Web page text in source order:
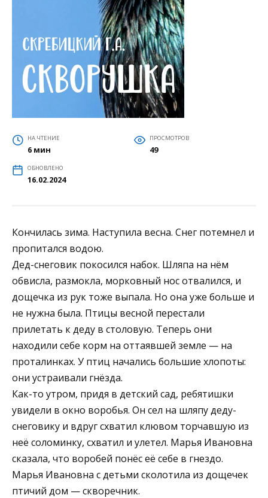
НА ЧТЕНИЕ
6 мин
ПРОСМОТРОВ
49
ОБНОВЛЕНО
16.02.2024
Кончилась зима. Наступила весна. Снег потемнел и
пропитался водою.
Дед-снеговик покосился набок. Шляпа на нём
обвисла, размокла, морковный нос отвалился, и
дощечка из рук тоже выпала. Но она уже больше и
не нужна была. Птицы весной перестали
прилетать к деду в столовую. Теперь они
находили себе корм на оттаявшей земле — на
проталинках. У птиц начались большие хлопоты:
они устраивали гнёзда.
Как-то утром, придя в детский сад, ребятишки
увидели в окно воробья. Он сел на шляпу деду-
снеговику и вдруг схватил клювом торчавшую из
неё соломинку, схватил и улетел. Марья Ивановна
сказала, что воробей понёс её себе в гнездо.
Марья Ивановна с детьми сколотила из дощечек
птичий дом — скворечник.